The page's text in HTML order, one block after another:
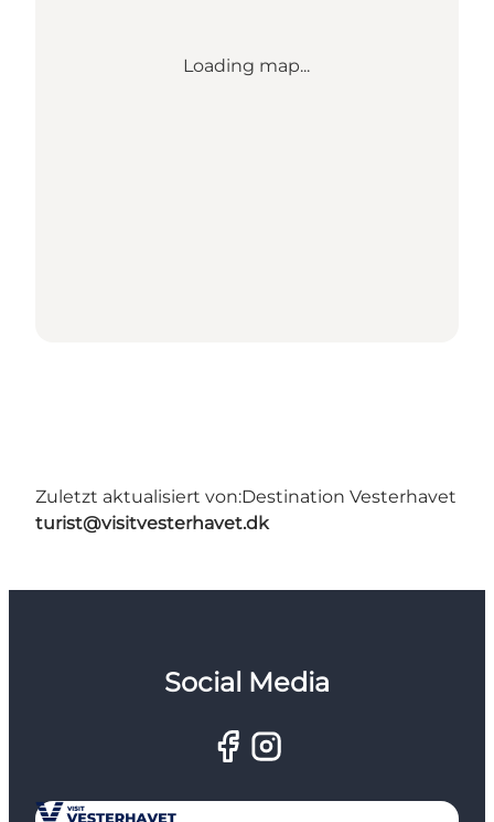
Loading map...
Zuletzt aktualisiert von:Destination Vesterhavet
turist@visitvesterhavet.dk
Social Media